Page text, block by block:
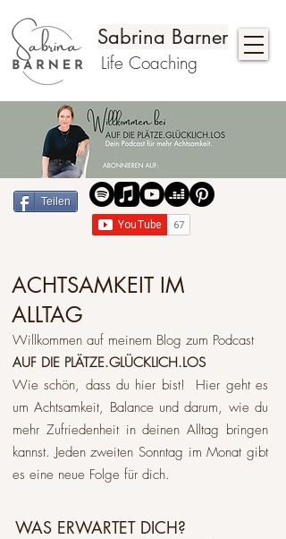
Sabrina Barner
Life Coaching
Teilen
ACHTSAMKEIT IM
ALLTAG
Willkommen auf meinem Blog zum Podcast
AUF DIE PLÄTZE.GLÜCKLICH.LOS
Wie schön, dass du hier bist! Hier geht es
um Achtsamkeit, Balance und darum, wie du
mehr Zufriedenheit in deinen Alltag bringen
kannst. Jeden zweiten Sonntag im Monat gibt
es eine neue Folge für dich.​
WAS ERWARTET DICH?